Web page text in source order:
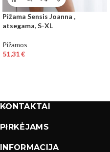
Pižama Sensis Joanna ,
atsegama, S-XL
Pižamos
51,31€
KONTAKTAI
PIRKĖJAMS
INFORMACIJA